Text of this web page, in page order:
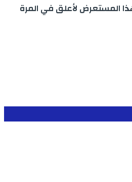
المستعرض لأعلق في المرة